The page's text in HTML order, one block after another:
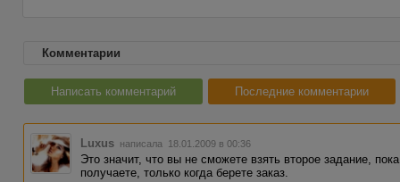
Комментарии
Написать комментарий Последние комментарии
Luxus написала 18.01.2009 в 00:36
Это значит, что вы не сможете взять второе задание,
получаете, только когда берете заказ.